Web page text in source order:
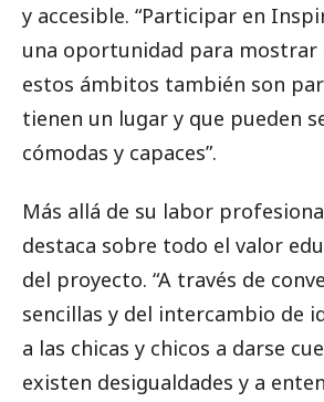
y accesible. “Participar en
una oportunidad para mostrar
estos ámbitos también son
tienen un lugar y que pueden
cómodas y capaces”.
Más allá de su labor
destaca sobre todo el valor
del proyecto. “A través de
sencillas y del intercambio de
a las chicas y chicos a darse
existen desigualdades y a